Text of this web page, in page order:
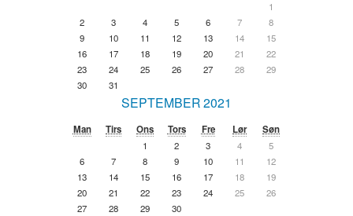
1
2
3 4 5 6 7
8
9
10 11 12 13 14
15
16
17 18 19 20 21
22
23
24 25 26 27 28
29
30
31
SEPTEMBER 2021
Man Tirs Ons Tors Fre Lør Søn
1 2 3 4
5
6
7 8 9 10 11
12
13
14 15 16 17 18
19
20
21 22 23 24 25
26
27
28 29 30